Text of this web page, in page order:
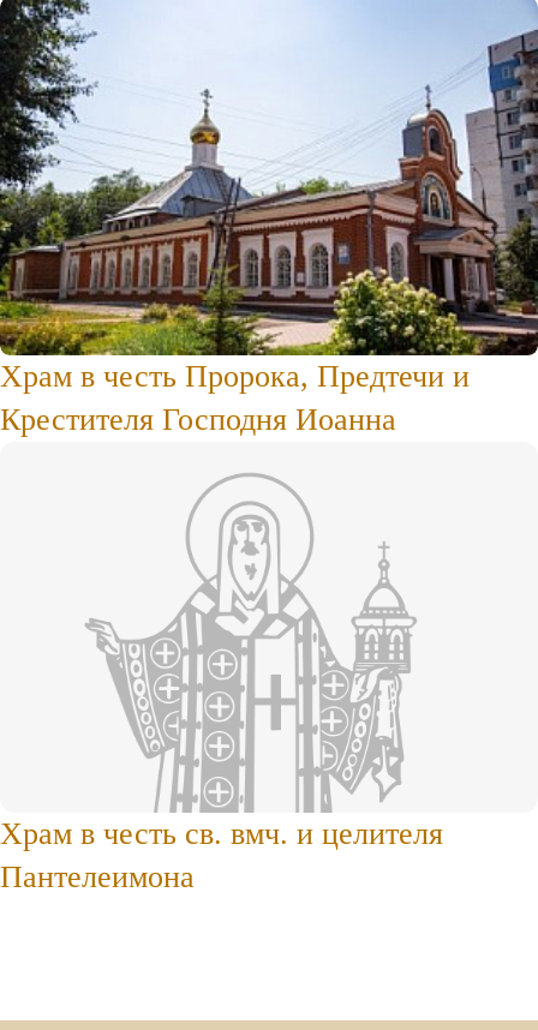
Храм в честь Пророка, Предтечи и
Крестителя Господня Иоанна
Храм в честь св. вмч. и целителя
Пантелеимона